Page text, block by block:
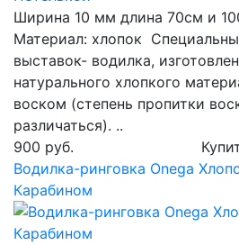
Ширина 10 мм длина 70см и
Материал: хлопок
выставок- водилка,
натурального хлопкого
воском (степень пропитки
различаться). ..
900 руб.
Водилка-ринговка Onega
Карабином